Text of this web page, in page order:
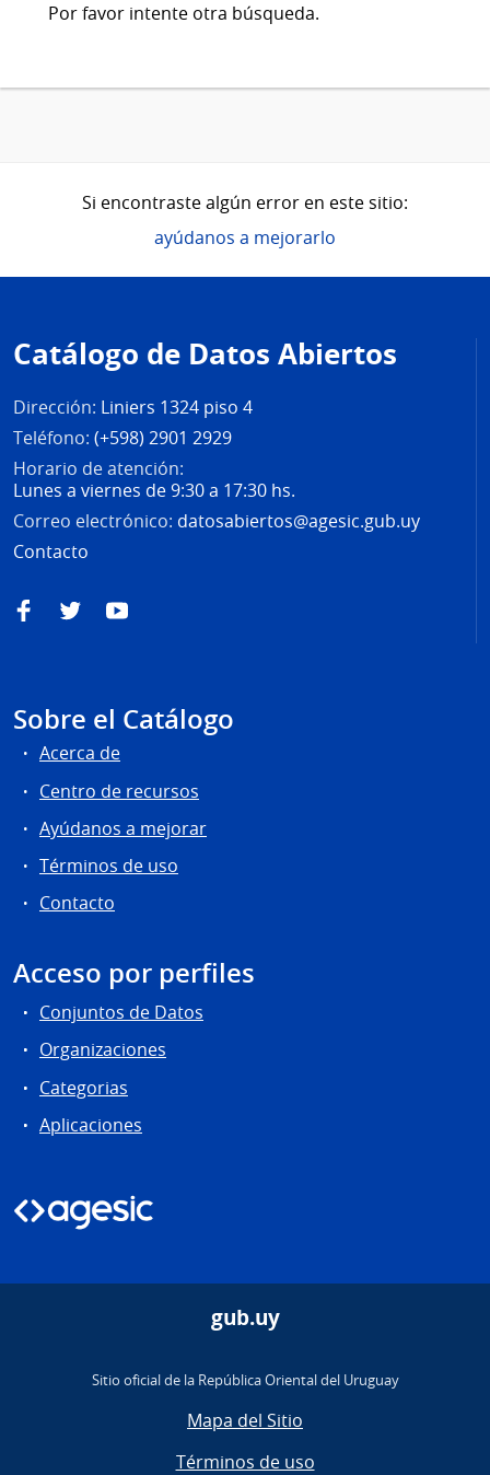
Por favor intente otra búsqueda.
Si encontraste algún error en este sitio:
ayúdanos a mejorarlo
de
página
Catálogo de Datos Abiertos
Dirección: Liniers 1324 piso 4
Teléfono: (+598) 2901 2929
Horario de atención:
Lunes a viernes de 9:30 a 17:30 hs.
Correo electrónico: datosabiertos@agesic.gub.uy
Contacto
FacebookTwitterYouTube
Sobre el Catálogo
Acerca de
Centro de recursos
Ayúdanos a mejorar
Términos de uso
Contacto
Acceso por perfiles
Conjuntos de Datos
Organizaciones
Categorias
Aplicaciones
gub.uy
Sitio oficial de la República Oriental del Uruguay
Mapa del Sitio
Términos de uso